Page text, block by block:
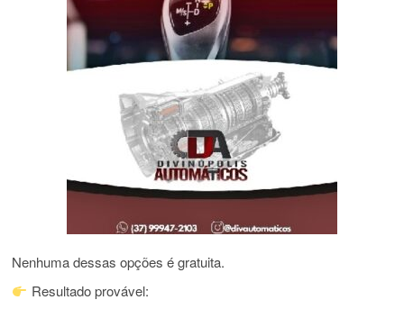
Nenhuma dessas opções é gratuita.
Resultado provável: